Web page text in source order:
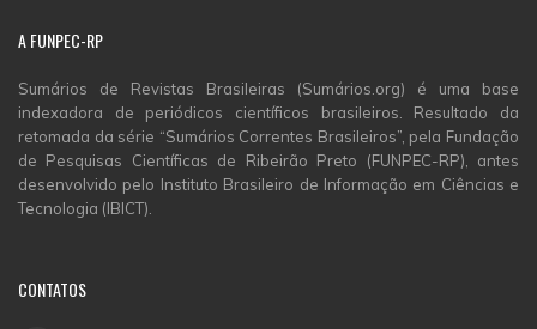
AFUNPEC-RP
Sumários de Revistas Brasileiras (Sumários.org) é uma base
indexadora de periódicos científicos brasileiros. Resultado da
retomada da série “Sumários Correntes Brasileiros”, pela Fundação
de Pesquisas Científicas de Ribeirão Preto (FUNPEC-RP), antes
desenvolvido pelo Instituto Brasileiro de Informação em Ciências e
Tecnologia (IBICT).
CONTATOS